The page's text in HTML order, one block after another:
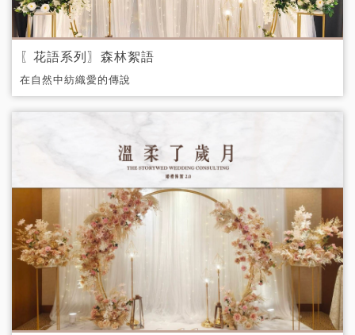
〖花語系列〗森林絮語
在自然中紡織愛的傳說